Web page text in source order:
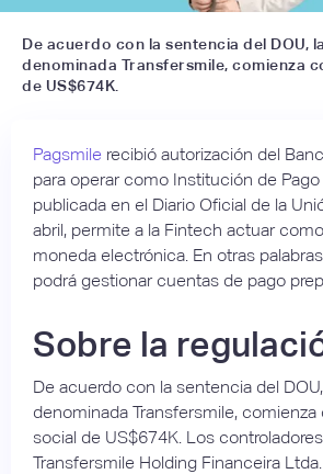
De acuerdo con la sentencia del DOU,
denominada Transfersmile, comienza
de US$674K.
Pagsmile recibió autorización del
para operar como Institución de Pago
publicada en el Diario Oficial de la
abril, permite a la Fintech actuar
moneda electrónica. En otras
podrá gestionar cuentas de pago
Sobre la
De acuerdo con la sentencia del
denominada Transfersmile,
social de US$674K. Los
Transfersmile Holding Financeira